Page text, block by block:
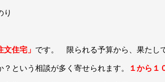
り
文住宅」 です。 限られる予算から、果たし
？という相談が多く寄せられます。 １から１